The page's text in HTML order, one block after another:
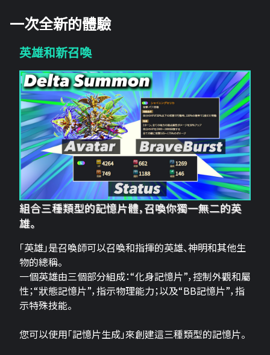
一次全新的體驗
英雄和新召喚
組合三種類型的記憶片體，召喚你獨一無二的英
雄。
「英雄」是召喚師可以召喚和指揮的英雄、神明和其他生
物的總稱。
一個英雄由三個部分組成：“化身記憶片”，控制外觀和屬
性；“狀態記憶片”，指示物理能力；以及“BB記憶片”，指
示特殊技能。
您可以使用「記憶片生成」來創建這三​​種類型的記憶片。